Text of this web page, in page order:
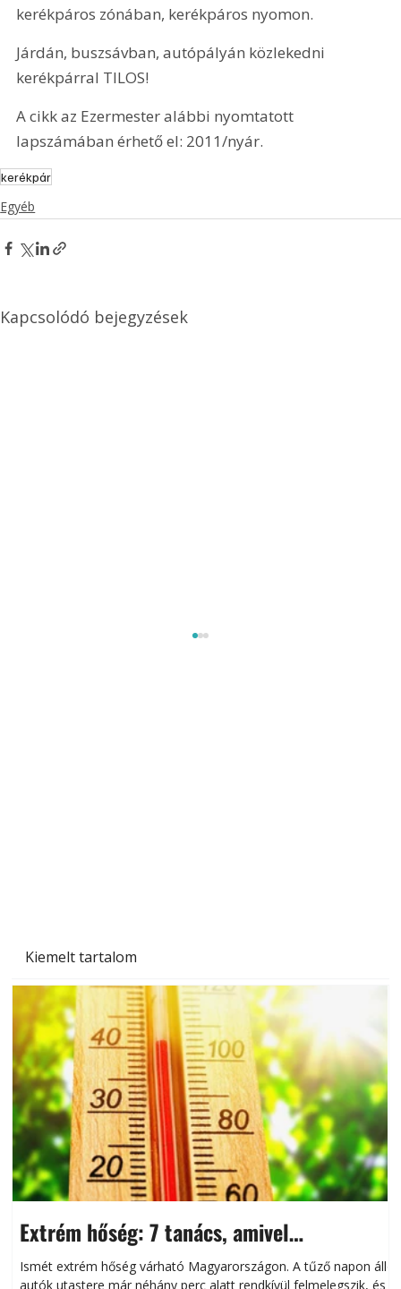
Kiemelt tartalom
Extrém hőség: 7 tanács, amivel
megóvhatjuk autónkat a nyári károktól
Ismét extrém hőség várható Magyarországon. A tűző napon álló
autók utastere már néhány perc alatt rendkívül felmelegszik, és
kerékpáros zónában, kerékpáros nyomon.
Járdán, buszsávban, autópályán közlekedni
kerékpárral TILOS!
A cikk az Ezermester alábbi nyomtatott
lapszámában érhető el: 2011/nyár.
kerékpár
Egyéb
Kapcsolódó bejegyzések